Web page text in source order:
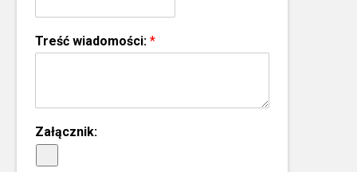
Treść wiadomości: *
Załącznik: